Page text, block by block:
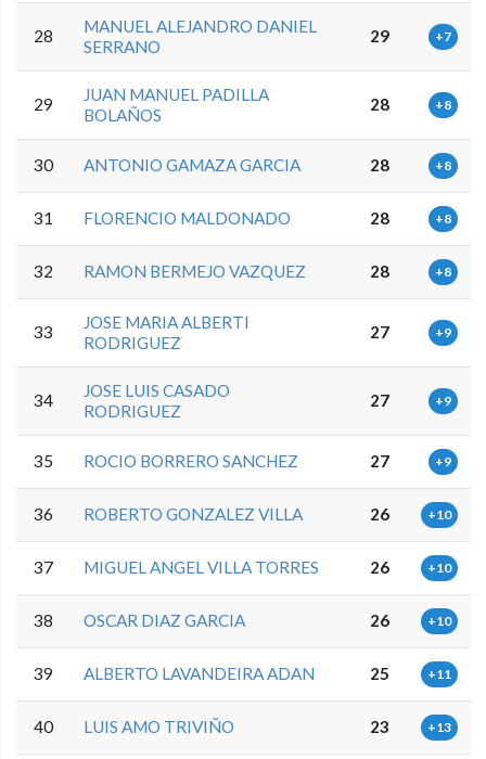
28
MANUEL ALEJANDRO DANIEL
SERRANO
29 +7
29
JUAN MANUEL PADILLA
BOLAÑOS
28 +8
30 ANTONIO GAMAZA GARCIA 28 +8
31 FLORENCIO MALDONADO 28 +8
32 RAMON BERMEJO VAZQUEZ 28 +8
33
JOSE MARIA ALBERTI
RODRIGUEZ
27 +9
34
JOSE LUIS CASADO
RODRIGUEZ
27 +9
35 ROCIO BORRERO SANCHEZ 27 +9
36 ROBERTO GONZALEZ VILLA 26 +10
37 MIGUEL ANGEL VILLA TORRES 26 +10
38 OSCAR DIAZ GARCIA 26 +10
39 ALBERTO LAVANDEIRA ADAN 25 +11
40 LUIS AMO TRIVIÑO 23 +13